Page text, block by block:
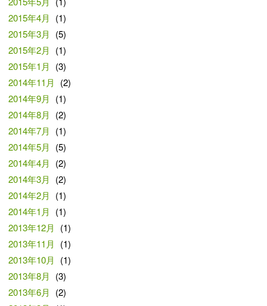
2015年4月
(1)
2015年3月
(5)
2015年2月
(1)
2015年1月
(3)
2014年11月
(2)
2014年9月
(1)
2014年8月
(2)
2014年7月
(1)
2014年5月
(5)
2014年4月
(2)
2014年3月
(2)
2014年2月
(1)
2014年1月
(1)
2013年12月
(1)
2013年11月
(1)
2013年10月
(1)
2013年8月
(3)
2013年6月
(2)